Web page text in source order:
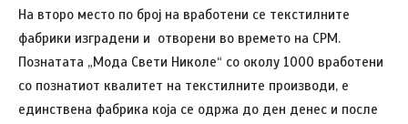
На второ место по број на вработени се текстилните
фабрики изградени и отворени во времето на СРМ.
Познатата „Мода Свети Николе“ со околу 1000 вработени
со познатиот квалитет на текстилните производи, е
единствена фабрика која се одржа до ден денес и после